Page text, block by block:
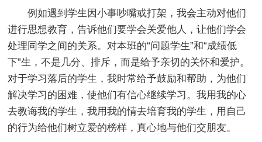
例如遇到学生因小事吵嘴或打架，我会主动对他们
进行思想教育，告诉他们要学会关爱他人，让他们学会
处理同学之间的关系。对本班的“问题学生”和“成绩低
下”生，不是几分、排斥，而是给予亲切的关怀和爱护。
对于学习落后的学生，我时常给予鼓励和帮助，为他们
解决学习的困难，使他们有信心继续学习。我用我的心
去教诲我的学生，我用我的情去培育我的学生，用自己
的行为给他们树立爱的榜样，真心地与他们交朋友。